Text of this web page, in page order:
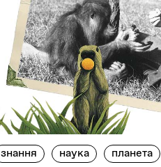
знання наука планета